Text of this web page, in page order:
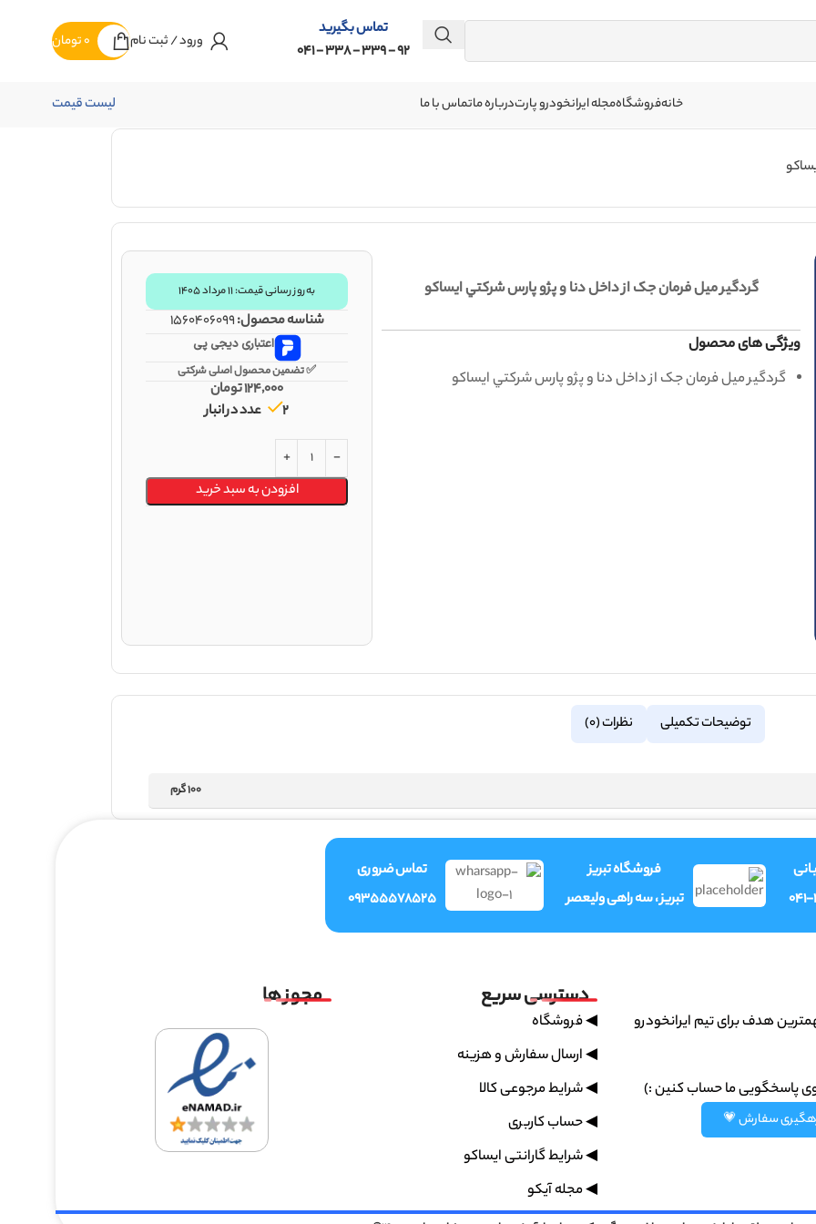
تماس بگیرید
92 - 339 - 338 - 041
ورود / ثبت نام 0تومان
خانهفروشگاهمجله ایرانخودرو پارتدرباره ماتماس با ما لیست قیمت
گردگير ميل فرمان جک از داخل دنا و پژو پارس شرکتي ایساکو
ویژگی های محصول
گردگير ميل فرمان جک از داخل دنا و پژو پارس شرکتي ایساکو
به‌روز رسانی قیمت: ۱۱ مرداد ۱۴۰۵
شناسه محصول:1560406099
اعتباری دیجی پی
✅ تضمین محصول اصلی شرکتی
124,000تومان
2 عدد در انبار
افزودن به سبد خرید
توضیحات تکمیلی نظرات (0)
100 گرم
فروشگاه تبریز
تبریز ، سه راهی ولیعصر
تماس ضروری
09355578525
هدف برای تیم ایرانخودرو
پاسخگویی ما حساب کنین :)
سفارش 💗
دسترسی سریع
◀ فروشگاه
◀ ارسال سفارش و هزینه
◀ شرایط مرجوعی کالا
◀ حساب کاربری
◀ شرایط گارانتی ایساکو
◀ مجله آیکو
مجوز ها